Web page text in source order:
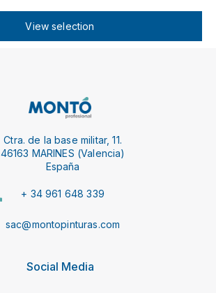
View selection
Ctra. de la base militar, 11.
46163 MARINES (Valencia)
España
+ 34 961 648 339
sac@montopinturas.com
Social Media